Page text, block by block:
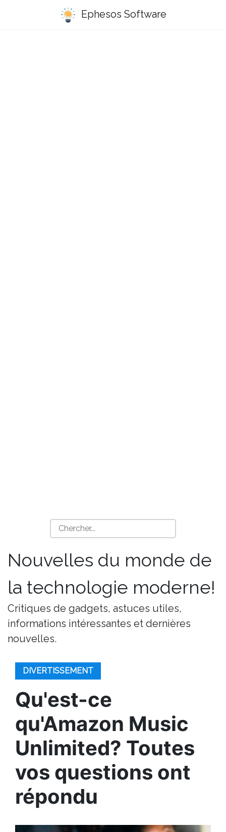
Ephesos Software
Nouvelles du monde de
la technologie moderne!
Critiques de gadgets, astuces utiles,
informations intéressantes et dernières
nouvelles.
DIVERTISSEMENT
Qu'est-ce
qu'Amazon Music
Unlimited? Toutes
vos questions ont
répondu